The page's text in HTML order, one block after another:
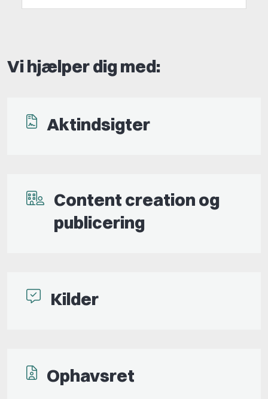
Vi hjælper dig med:
Aktindsigter
Content creation og
publicering
Kilder
Ophavsret